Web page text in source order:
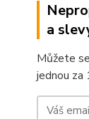
a
Můžete
jednou za